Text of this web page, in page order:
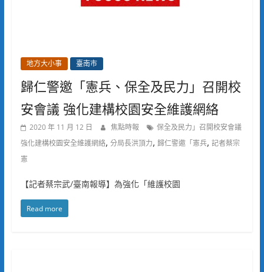
地方大小事 臺南市
歸仁警邀「憲兵、保全及民力」召開校
安會議 強化建構校園安全維護網絡
2020 年 11 月 12 日 焦點時報
保全及民力」召開校安會議
強化建構校園安全維護網絡, 分局長洪頂力, 歸仁警邀「憲兵, 記者蔡宗
憲
【記者蔡宗武/臺南報導】為強化「維護校園
Read more